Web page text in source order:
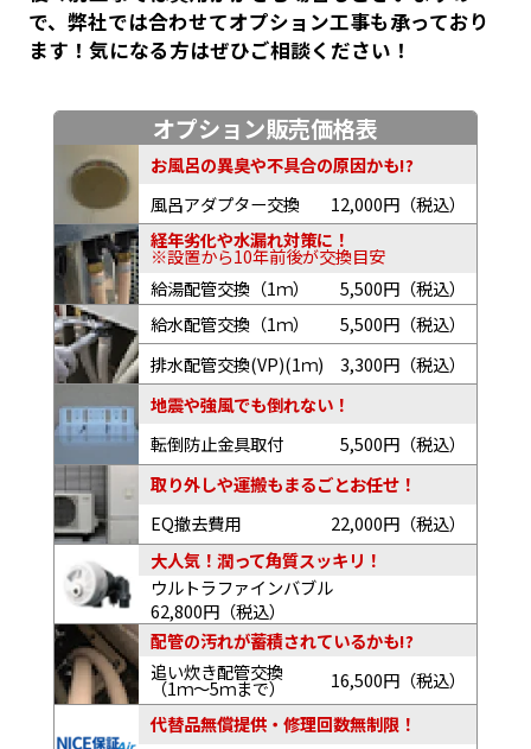
で、弊社では合わせてオプション工事も承っており
ます！気になる方はぜひご相談ください！
オプション販売価格表
お風呂の異臭や不具合の原因かも!?
風呂アダプター交換
12,000円（税込）
経年劣化や水漏れ対策に！
※設置から10年前後が交換目安
給湯配管交換（1ｍ）
5,500円（税込）
給水配管交換（1ｍ）
5,500円（税込）
排水配管交換(VP)(1ｍ)
3,300円（税込）
地震や強風でも倒れない！
転倒防止金具取付
5,500円（税込）
取り外しや運搬もまるごとお任せ！
EQ撤去費用
22,000円（税込）
大人気！潤って角質スッキリ！
ウルトラファインバブル
62,800円（税込）
配管の汚れが蓄積されているかも!?
追い炊き配管交換
（1ｍ～5ｍまで）
16,500円（税込）
代替品無償提供・修理回数無制限！